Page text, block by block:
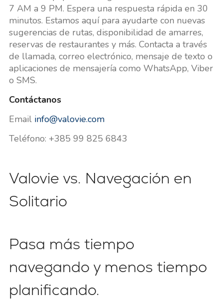
7 AM a 9 PM. Espera una respuesta rápida en 30
minutos. Estamos aquí para ayudarte con nuevas
sugerencias de rutas, disponibilidad de amarres,
reservas de restaurantes y más. Contacta a través
de llamada, correo electrónico, mensaje de texto o
aplicaciones de mensajería como WhatsApp, Viber
o SMS.
Contáctanos
Email info@valovie.com
Teléfono: +385 99 825 6843
Valovie vs. Navegación en
Solitario
Pasa más tiempo
navegando y menos tiempo
planificando.